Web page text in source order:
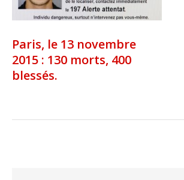
Paris, le 13 novembre
2015 : 130 morts, 400
blessés.